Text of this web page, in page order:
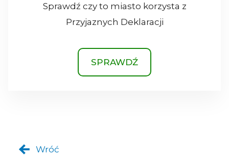
Sprawdź czy to miasto korzysta z
Przyjaznych Deklaracji
SPRAWDŹ
Wróć